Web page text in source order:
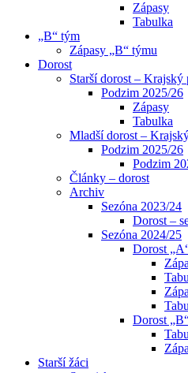
Zápasy
Tabulka
„B“ tým
Zápasy „B“ týmu
Dorost
Starší dorost – Krajský
Podzim 2025/26
Zápasy
Tabulka
Mladší dorost –
Podzim 2025/26
Podzim
Články – dorost
Archiv
Sezóna 2023/24
Dorost –
Sezóna 2024/25
Dorost
Dorost
Starší žáci